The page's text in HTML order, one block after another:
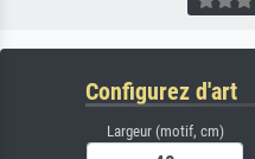
Configurez d'art
Largeur (motif, cm)